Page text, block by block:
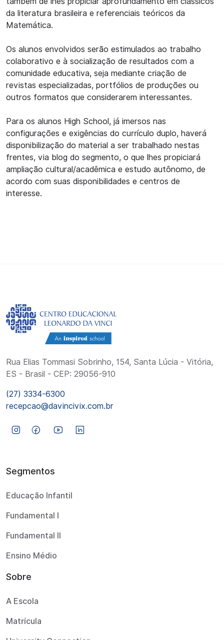
da literatura brasileira e referenciais teóricos da
Matemática.
Os alunos envolvidos serão estimulados ao trabalho
colaborativo e à socialização de resultados com a
comunidade educativa, seja mediante criação de
revistas especializadas, portfólios de produções ou
outros formatos que considerarem interessantes.
Para os alunos High School, já imersos nas
configurações e exigências do currículo duplo, haverá
disponibilização do material a ser trabalhado nestas
frentes, via blog do segmento, o que lhes propiciará
ampliação cultural/acadêmica e estudo autônomo, de
acordo com suas disponibilidades e centros de
interesse.
Rua Elias Tommasi Sobrinho, 154, Santa Lúcia - Vitória,
ES - Brasil - CEP: 29056-910
(27) 3334-6300
recepcao@davincivix.com.br
Segmentos
Educação Infantil
Fundamental I
Fundamental II
Ensino Médio
Sobre
A Escola
Matrícula